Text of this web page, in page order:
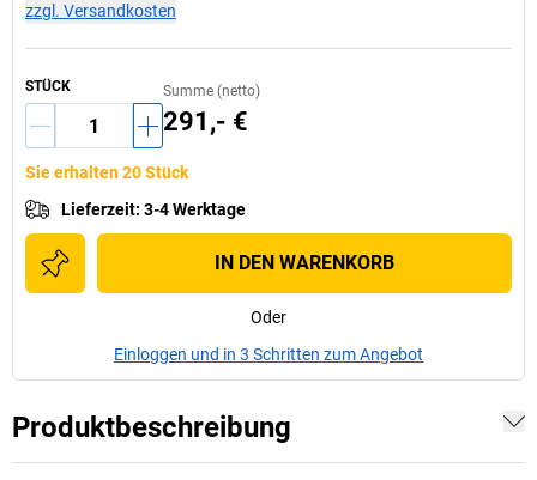
zzgl. Versandkosten
STÜCK Summe (netto)
291,- €
Sie erhalten 20 Stück
Lieferzeit: 3-4 Werktage
IN DEN WARENKORB
Oder
Einloggen und in 3 Schritten zum Angebot
Produktbeschreibung